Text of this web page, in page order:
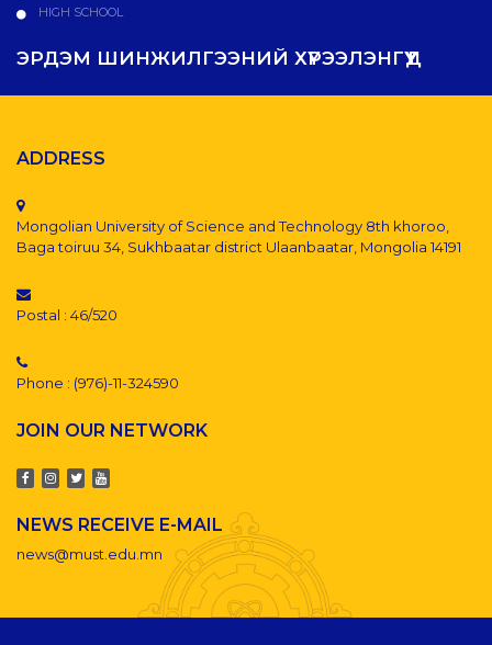
HIGH SCHOOL
ЭРДЭМ ШИНЖИЛГЭЭНИЙ ХҮРЭЭЛЭНГҮҮД
ADDRESS
Mongolian University of Science and Technology 8th khoroo,
Baga toiruu 34, Sukhbaatar district Ulaanbaatar, Mongolia 14191
Postal : 46/520
Phone : (976)-11-324590
JOIN OUR NETWORK
NEWS RECEIVE E-MAIL
news@must.edu.mn